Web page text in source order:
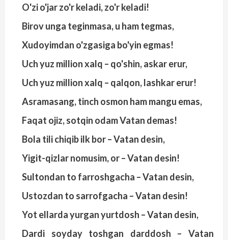
O'zi o'jar zo'r keladi, zo'r keladi!
Birov unga teginmasa, u ham tegmas,
Xudoyimdan o'zgasiga bo'yin egmas!
Uch yuz million xalq – qo'shin, askar erur,
Uch yuz million xalq – qalqon, lashkar erur!
Asramasang, tinch osmon ham mangu emas,
Faqat ojiz, sotqin odam Vatan demas!
Bola tili chiqib ilk bor – Vatan desin,
Yigit-qizlar nomusim, or – Vatan desin!
Sultondan to farroshgacha – Vatan desin,
Ustozdan to sarrofgacha – Vatan desin!
Yot ellarda yurgan yurtdosh – Vatan desin,
Dardi soyday toshgan darddosh – Vatan